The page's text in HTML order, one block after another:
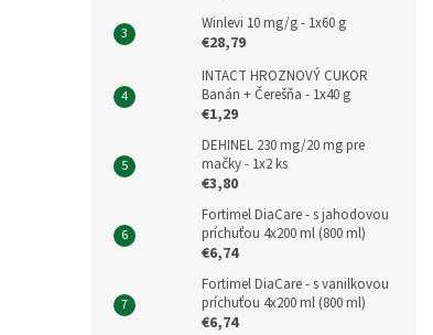
Winlevi 10 mg/g - 1x60 g
€28,79
INTACT HROZNOVÝ CUKOR
Banán + Čerešňa - 1x40 g
€1,29
DEHINEL 230 mg/20 mg pre
mačky - 1x2 ks
€3,80
Fortimel DiaCare - s jahodovou
príchuťou 4x200 ml (800 ml)
€6,74
Fortimel DiaCare - s vanilkovou
príchuťou 4x200 ml (800 ml)
€6,74